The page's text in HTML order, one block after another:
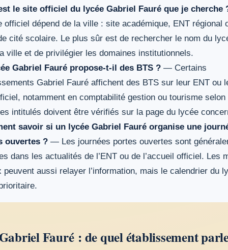
le site officiel du lycée Gabriel Fauré que je cherche
officiel dépend de la ville : site académique, ENT régional
cité scolaire. Le plus sûr est de rechercher le nom du
ville et de privilégier les domaines institutionnels.
Gabriel Fauré propose-t-il des BTS ? — Certains
Gabriel Fauré affichent des BTS sur leur ENT ou
notamment en comptabilité gestion ou tourisme selon
intitulés doivent être vérifiés sur la page du lycée
savoir si un lycée Gabriel Fauré organise une
ouvertes ? — Les journées portes ouvertes sont
dans les actualités de l’ENT ou de l’accueil officiel. Les
peuvent aussi relayer l’information, mais le calendrier du
Fauré : de quel établissement